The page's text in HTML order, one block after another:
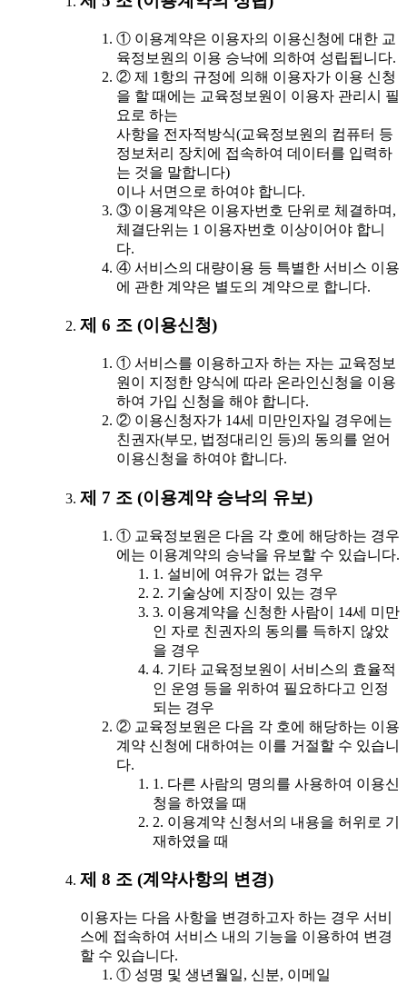
① 이용계약은 이용자의 이용신청에 대한 교
육정보원의 이용 승낙에 의하여 성립됩니다.
② 제 1항의 규정에 의해 이용자가 이용 신청
을 할 때에는 교육정보원이 이용자 관리시 필
요로 하는
사항을 전자적방식(교육정보원의 컴퓨터 등
정보처리 장치에 접속하여 데이터를 입력하
는 것을 말합니다)
이나 서면으로 하여야 합니다.
③ 이용계약은 이용자번호 단위로 체결하며,
체결단위는 1 이용자번호 이상이어야 합니
다.
④ 서비스의 대량이용 등 특별한 서비스 이용
에 관한 계약은 별도의 계약으로 합니다.
제 6 조 (이용신청)
① 서비스를 이용하고자 하는 자는 교육정보
원이 지정한 양식에 따라 온라인신청을 이용
하여 가입 신청을 해야 합니다.
② 이용신청자가 14세 미만인자일 경우에는
친권자(부모, 법정대리인 등)의 동의를 얻어
이용신청을 하여야 합니다.
제 7 조 (이용계약 승낙의 유보)
① 교육정보원은 다음 각 호에 해당하는 경우
에는 이용계약의 승낙을 유보할 수 있습니다.
1. 설비에 여유가 없는 경우
2. 기술상에 지장이 있는 경우
3. 이용계약을 신청한 사람이 14세 미만
인 자로 친권자의 동의를 득하지 않았
을 경우
4. 기타 교육정보원이 서비스의 효율적
인 운영 등을 위하여 필요하다고 인정
되는 경우
② 교육정보원은 다음 각 호에 해당하는 이용
계약 신청에 대하여는 이를 거절할 수 있습니
다.
1. 다른 사람의 명의를 사용하여 이용신
청을 하였을 때
2. 이용계약 신청서의 내용을 허위로 기
재하였을 때
제 8 조 (계약사항의 변경)
이용자는 다음 사항을 변경하고자 하는 경우 서비
스에 접속하여 서비스 내의 기능을 이용하여 변경
할 수 있습니다.
① 성명 및 생년월일, 신분, 이메일